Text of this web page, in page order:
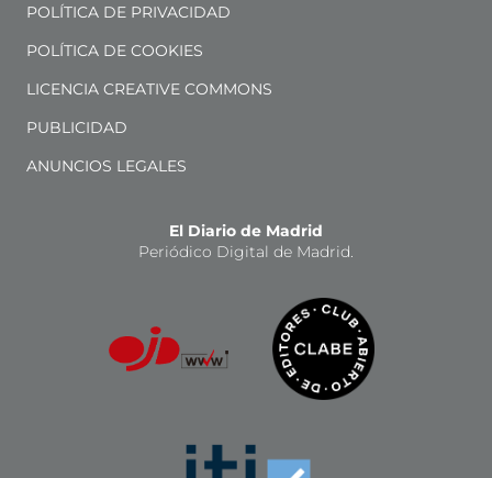
POLÍTICA DE PRIVACIDAD
POLÍTICA DE COOKIES
LICENCIA CREATIVE COMMONS
PUBLICIDAD
ANUNCIOS LEGALES
El Diario de Madrid
Periódico Digital de Madrid.